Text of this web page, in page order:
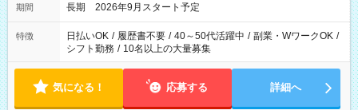
期間 長期 2026年9月スタート予定
特徴 日払いOK / 履歴書不要 / 40～50代活躍中 / 副業・WワークOK /
シフト勤務 / 10名以上の大量募集
気になる！ 応募する 詳細へ